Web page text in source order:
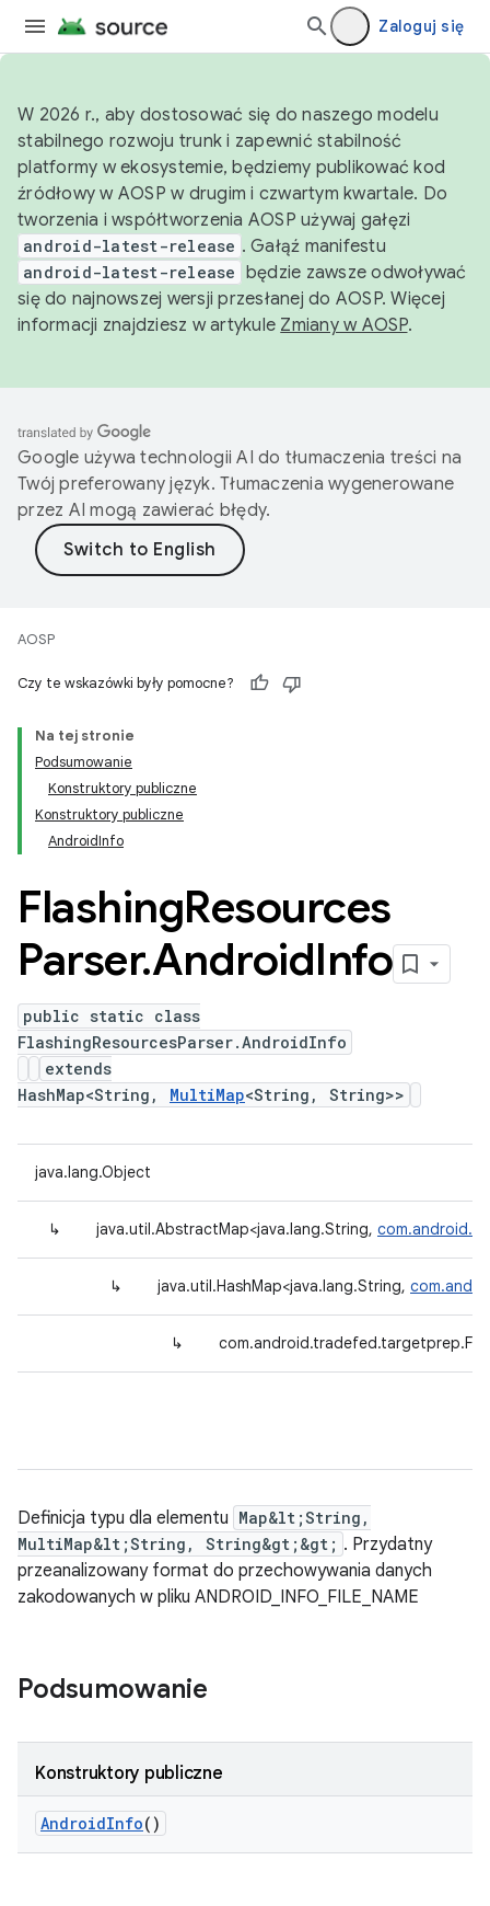
Zaloguj się
W 2026 r., aby dostosować się do naszego modelu
stabilnego rozwoju trunk i zapewnić stabilność
platformy w ekosystemie, będziemy publikować kod
źródłowy w AOSP w drugim i czwartym kwartale. Do
tworzenia i współtworzenia AOSP używaj gałęzi
android-latest-release . Gałąź manifestu
android-latest-release będzie zawsze odwoływać
się do najnowszej wersji przesłanej do AOSP. Więcej
informacji znajdziesz w artykule Zmiany w AOSP.
Google używa technologii AI do tłumaczenia treści na
Twój preferowany język. Tłumaczenia wygenerowane
przez AI mogą zawierać błędy.
AOSP
Czy te wskazówki były pomocne?
Na tej stronie
Podsumowanie
Konstruktory publiczne
Konstruktory publiczne
AndroidInfo
FlashingResources
Parser.AndroidInfo
public static class
FlashingResourcesParser.AndroidInfo
extends
HashMap<String, MultiMap<String, String>>
java.lang.Object
↳ java.util.AbstractMap<java.lang.String,
↳ java.util.HashMap<java.lang.String,
↳
Definicja typu dla elementu Map&lt;String,
MultiMap&lt;String, String&gt;&gt; . Przydatny
przeanalizowany format do przechowywania danych
zakodowanych w pliku ANDROID_INFO_FILE_NAME
Podsumowanie
Konstruktory publiczne
AndroidInfo()